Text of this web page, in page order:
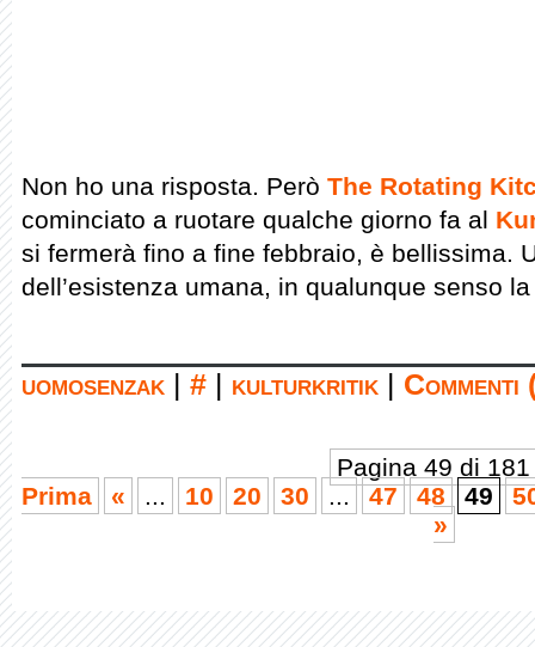
Non ho una risposta. Però The Rotating
cominciato a ruotare qualche giorno fa al
si fermerà fino a fine febbraio, è bellissima.
dell’esistenza umana, in qualunque senso
uomosenzak # kulturkritik Commenti
Pagina 49 di 181
Prima
« ... 10 20 30 ... 47 48 49
»